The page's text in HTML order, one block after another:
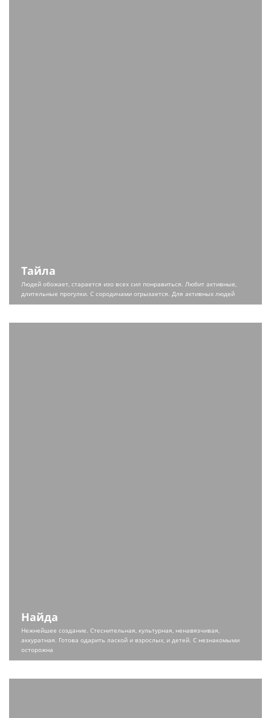
Тайла
Людей обожает, старается изо всех сил понравиться. Любит активные,
длительные прогулки. С сородичами огрызается. Для активных людей
Найда
Нежнейшее создание. Стеснительная, культурная, ненавязчивая,
аккуратная. Готова одарить лаской и взрослых, и детей. С незнакомыми
осторожна